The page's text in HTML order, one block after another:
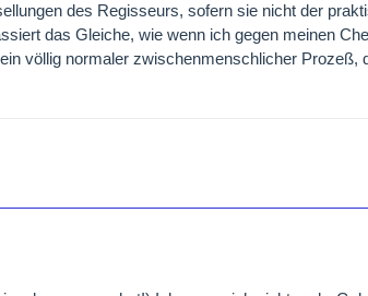
des Regisseurs, sofern sie nicht der
das Gleiche, wie wenn ich gegen meinen
völlig normaler zwischenmenschlicher Prozeß,